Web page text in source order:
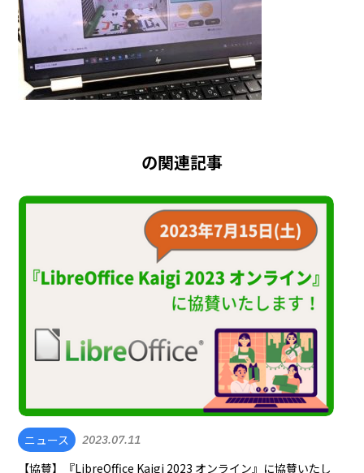
の関連記事
ニュース 2023.07.11
【協賛】『LibreOffice Kaigi 2023 オンライン』に協賛いたし